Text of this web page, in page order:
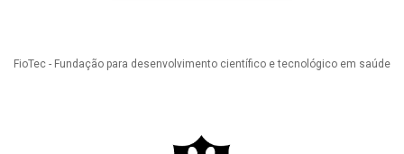
FioTec - Fundação para desenvolvimento científico e tecnológico em saúde